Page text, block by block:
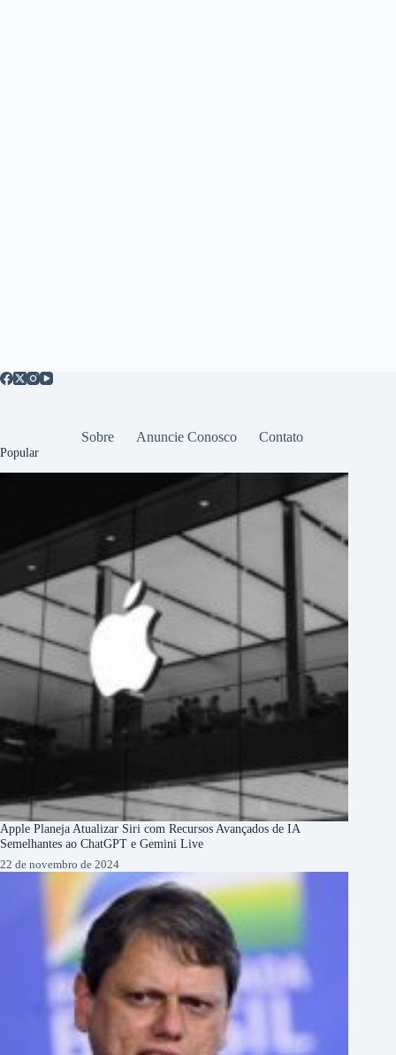
Sobre Anuncie Conosco Contato
Popular
Apple Planeja Atualizar Siri com Recursos Avançados de IA
Semelhantes ao ChatGPT e Gemini Live
22 de novembro de 2024